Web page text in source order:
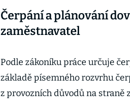
Čerpání a plánování
zaměstnavatel
Podle zákoníku práce určuje
základě písemného rozvrhu
z provozních důvodů na straně